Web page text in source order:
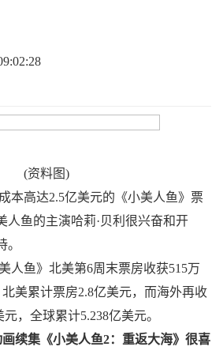
(资料图)
本高达2.5亿美元的《小美人鱼》票
人鱼的主演哈莉·贝利很兴奋和开
人鱼》北美第6周末票房收获515万
美累计票房2.8亿美元，而海外再收
，全球累计5.238亿美元。
画续集《小美人鱼2：重返大海》很喜